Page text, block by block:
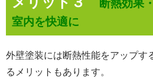
断熱効果
室内を快適に
外壁塗装には断熱性能をアップす
るメリットもあります。